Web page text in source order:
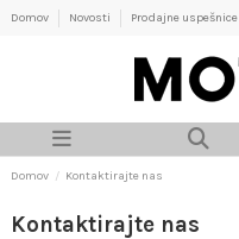
Domov Novosti Prodajne uspešnice
Domov Kontaktirajte nas
Kontaktirajte nas